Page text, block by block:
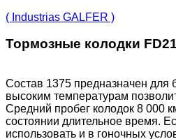
( Industrias GALFER )
Тормозные колодки
Состав 1375 предназначен для
высоким температурам
Средний пробег колодок 8 000
состоянии длительное время.
использовать и в гоночных